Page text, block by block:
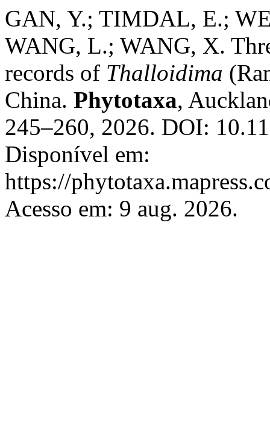
GAN, Y.; TIMDAL, E.;
WANG, L.; WANG, X.
records of Thalloidima
China. Phytotaxa,
245–260, 2026. DOI:
Disponível em:
https://
Acesso em: 9 aug. 2026.